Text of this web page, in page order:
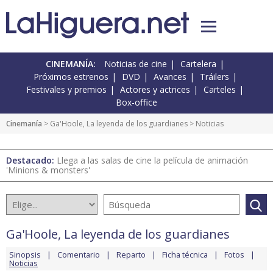
CINEMANÍA: Noticias de cine
Cartelera
Próximos estrenos
DVD Avances
Tráilers
Festivales y premios
Actores y actrices
Carteles
Box-office
Cinemanía > Ga'Hoole, La leyenda de los guardianes > Noticias
Destacado: Llega a las salas de cine la película de animación
'Minions & monsters'
Ga'Hoole, La leyenda de los guardianes
Sinopsis Comentario Reparto Ficha técnica Fotos
Noticias